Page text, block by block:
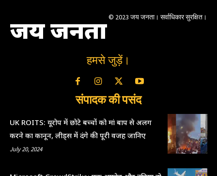
जय जनता © 2023 जय जनता। सर्वाधिकार सुरक्षित।
हमसे जुड़ें।
संपादक की पसंद
UK ROITS: यूरोप में छोटे बच्चों को मां बाप से अलग
करने का कानून, लीड्स में दंगे की पूरी वजह जानिए
July 20, 2024